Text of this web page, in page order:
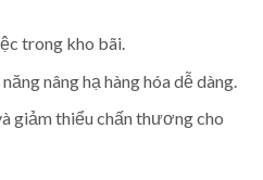
trong kho bãi.
nâng hạ hàng hóa dễ dàng.
giảm thiểu chấn thương cho